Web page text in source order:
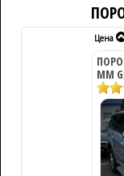
Цена
ММ